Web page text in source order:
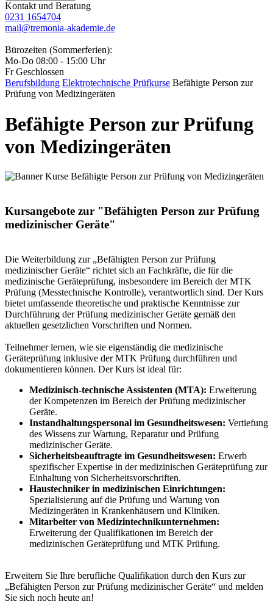
Kontakt und Beratung
0231 1654704
mail@tremonia-akademie.de
Bürozeiten (Sommerferien):
Mo-Do 08:00 - 15:00 Uhr
Fr Geschlossen
Berufsbildung Elektrotechnische Prüfkurse Befähigte Person zur
Prüfung von Medizingeräten
Befähigte Person zur Prüfung
von Medizingeräten
Kursangebote zur "Befähigten Person zur Prüfung
medizinischer Geräte"
Die Weiterbildung zur „Befähigten Person zur Prüfung
medizinischer Geräte“ richtet sich an Fachkräfte, die für die
medizinische Geräteprüfung, insbesondere im Bereich der MTK
Prüfung (Messtechnische Kontrolle), verantwortlich sind. Der Kurs
bietet umfassende theoretische und praktische Kenntnisse zur
Durchführung der Prüfung medizinischer Geräte gemäß den
aktuellen gesetzlichen Vorschriften und Normen.
Teilnehmer lernen, wie sie eigenständig die medizinische
Geräteprüfung inklusive der MTK Prüfung durchführen und
dokumentieren können. Der Kurs ist ideal für:
Medizinisch-technische Assistenten (MTA): Erweiterung
der Kompetenzen im Bereich der Prüfung medizinischer
Geräte.
Instandhaltungspersonal im Gesundheitswesen: Vertiefung
des Wissens zur Wartung, Reparatur und Prüfung
medizinischer Geräte.
Sicherheitsbeauftragte im Gesundheitswesen: Erwerb
spezifischer Expertise in der medizinischen Geräteprüfung zur
Einhaltung von Sicherheitsvorschriften.
Haustechniker in medizinischen Einrichtungen:
Spezialisierung auf die Prüfung und Wartung von
Medizingeräten in Krankenhäusern und Kliniken.
Mitarbeiter von Medizintechnikunternehmen:
Erweiterung der Qualifikationen im Bereich der
medizinischen Geräteprüfung und MTK Prüfung.
Erweitern Sie Ihre berufliche Qualifikation durch den Kurs zur
„Befähigten Person zur Prüfung medizinischer Geräte“ und melden
Sie sich noch heute an!